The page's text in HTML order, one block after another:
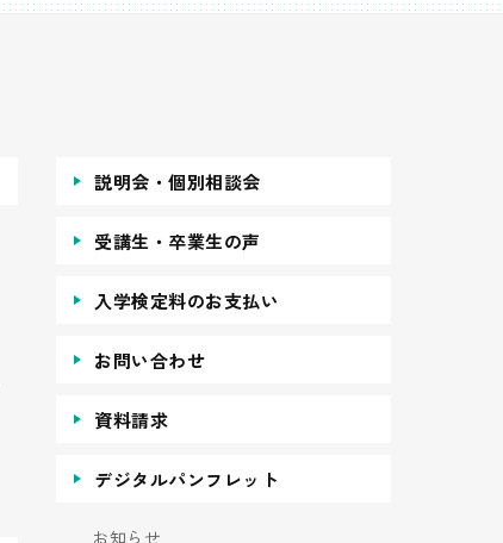
説明会・個別相談会
受講生・卒業生の声
入学検定料のお支払い
お問い合わせ
資料請求
デジタルパンフレット
お知らせ